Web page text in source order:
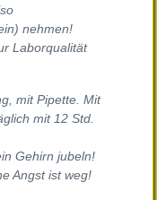
nehmen!
Laborqualität
mit Pipette. Mit
mit 12 Std.
Gehirn jubeln!
Angst ist weg!